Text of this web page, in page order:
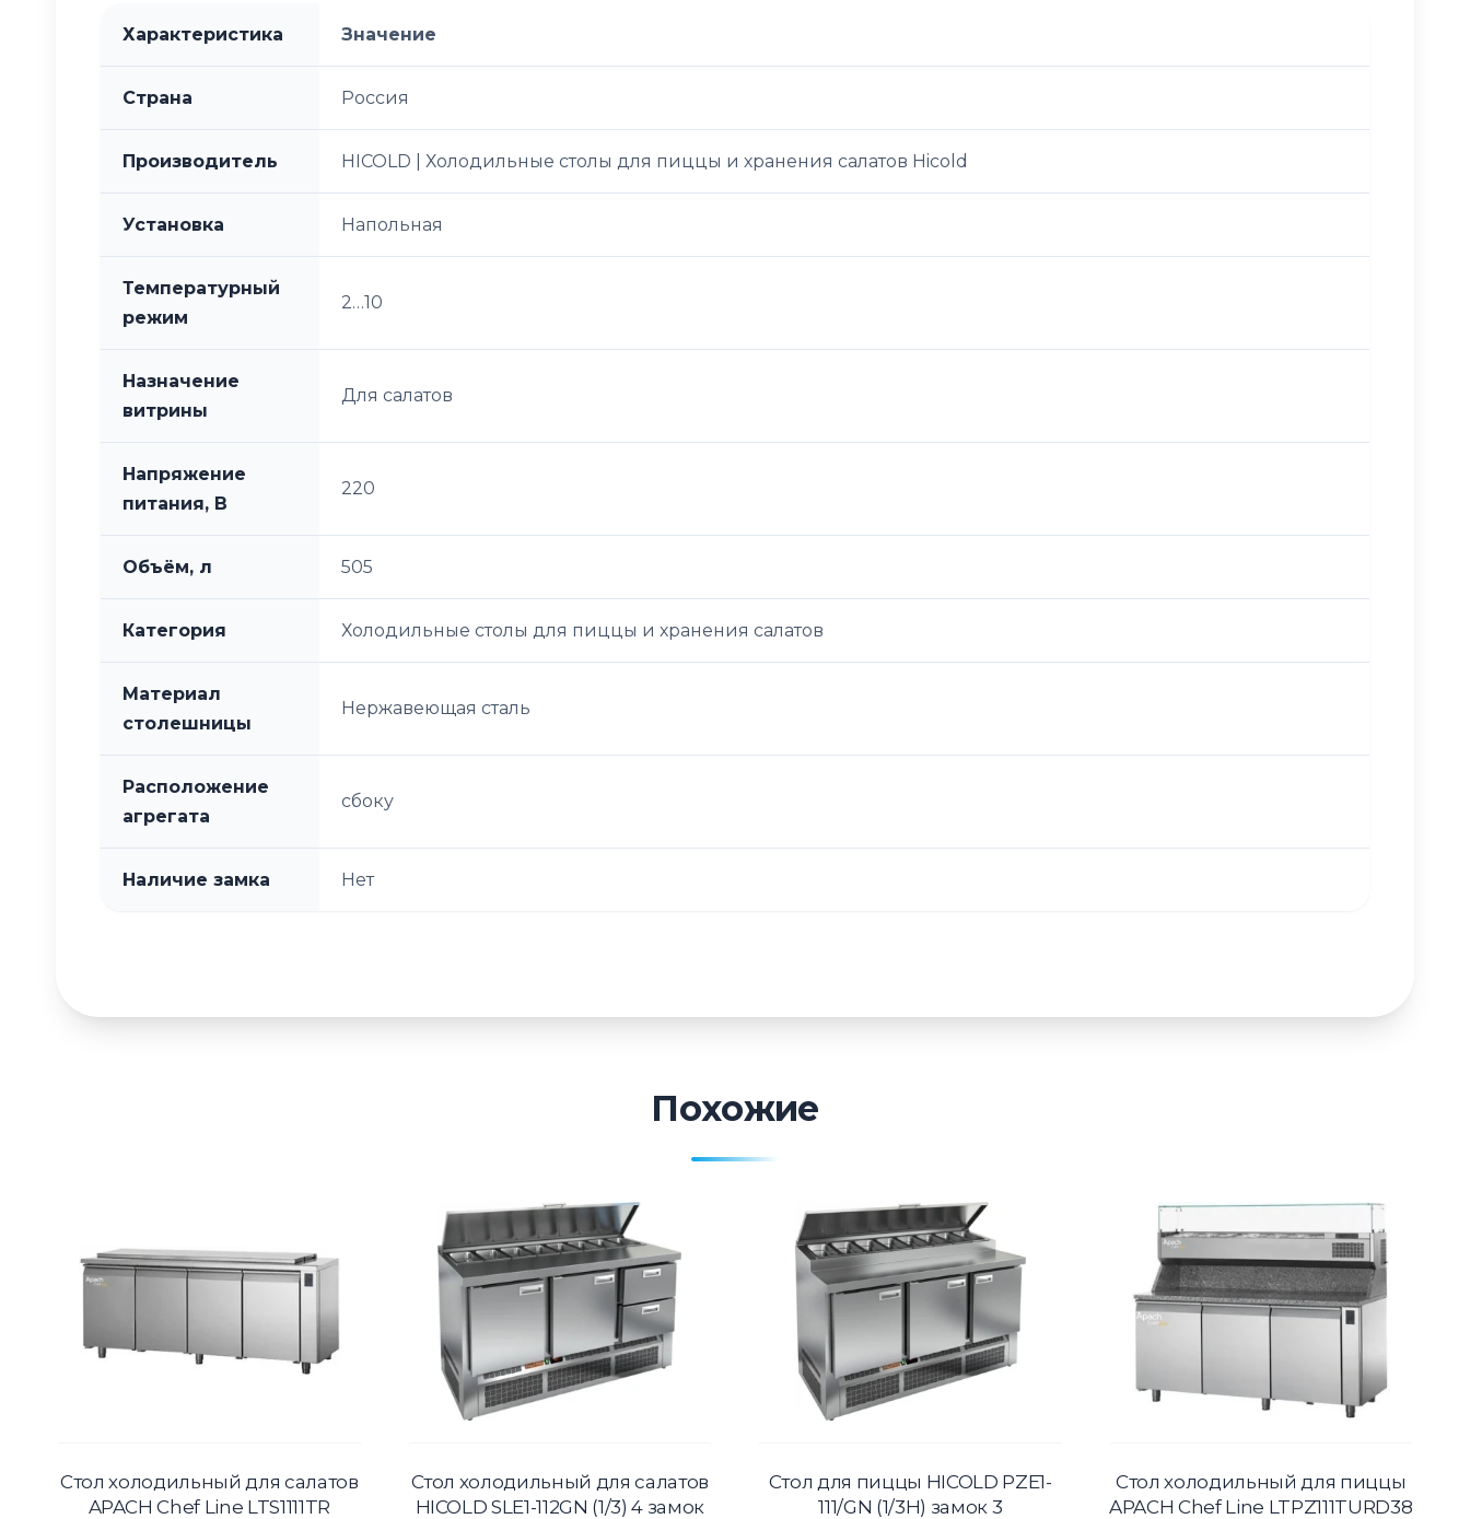
Характеристика Значение
Страна Россия
Производитель HICOLD | Холодильные столы для пиццы и хранения салатов Hicold
Установка Напольная
Температурный
режим
2…10
Назначение
витрины
Для салатов
Напряжение
питания, В
220
Объём, л 505
Категория Холодильные столы для пиццы и хранения салатов
Материал
столешницы
Нержавеющая сталь
Расположение
агрегата
сбоку
Наличие замка Нет
Похожие
Стол холодильный для салатов
APACH Chef Line LTS1111TR
Стол холодильный для салатов
HICOLD SLE1-112GN (1/3) 4 замок
Стол для пиццы HICOLD PZE1-
111/GN (1/3H) замок 3
Стол холодильный для пиццы
APACH Chef Line LTPZ111TURD38